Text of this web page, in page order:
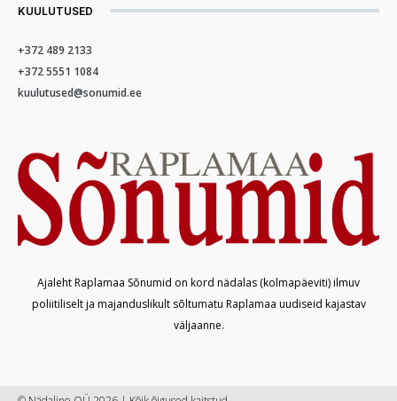
KUULUTUSED
+372 489 2133
+372 5551 1084
kuulutused@sonumid.ee
Ajaleht Raplamaa Sõnumid on kord nädalas (kolmapäeviti) ilmuv
poliitiliselt ja majanduslikult sõltumatu Raplamaa uudiseid kajastav
väljaanne.